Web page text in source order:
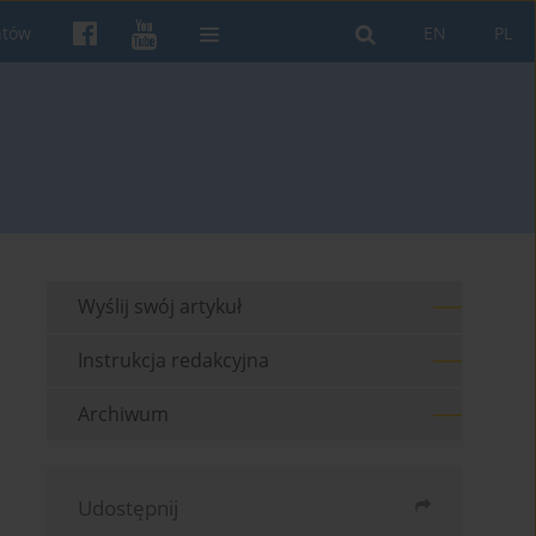
PL
EN
Wyślij swój artykuł
Instrukcja redakcyjna
Archiwum
Udostępnij